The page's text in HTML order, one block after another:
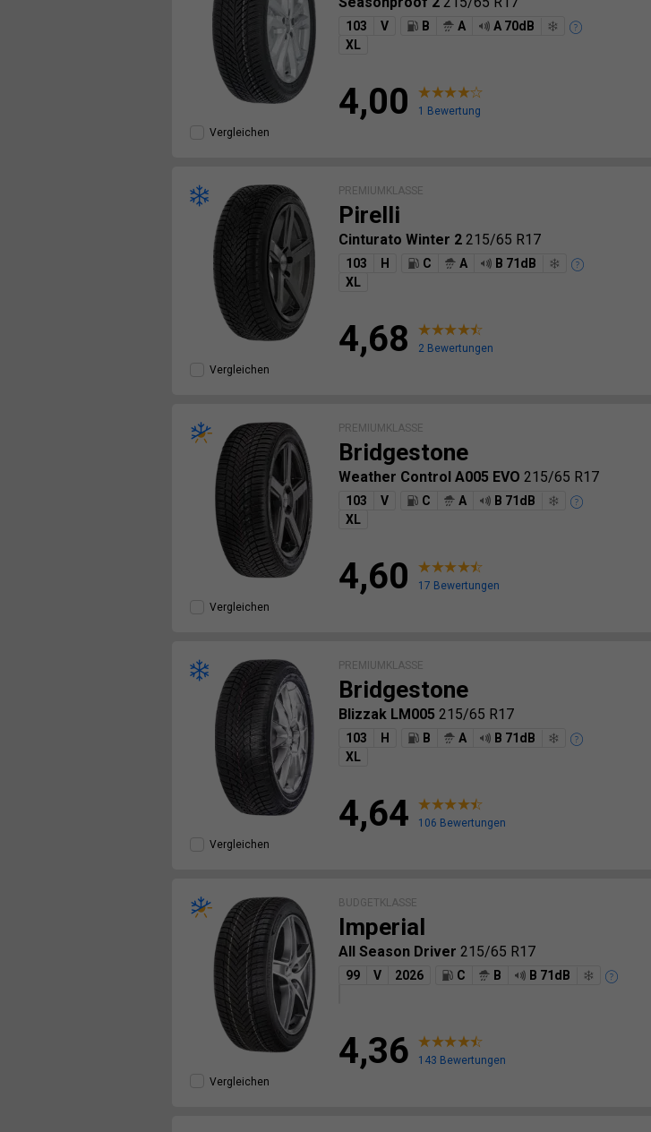
103 V B A
A 70dB
XL
4,00
1 Bewertung
Vergleichen
PREMIUMKLASSE
Pirelli
Cinturato Winter 2 215/65 R17
103 H C A
B 71dB
XL
4,68
2 Bewertungen
Vergleichen
PREMIUMKLASSE
Bridgestone
Weather Control A005 EVO 215/65 R17
103 V C A
B 71dB
XL
4,60
17 Bewertungen
Vergleichen
PREMIUMKLASSE
Bridgestone
Blizzak LM005 215/65 R17
103 H B A
B 71dB
XL
4,64
106 Bewertungen
Vergleichen
BUDGETKLASSE
Imperial
All Season Driver 215/65 R17
99 V 2026 C B B 71dB
4,36
143 Bewertungen
Vergleichen